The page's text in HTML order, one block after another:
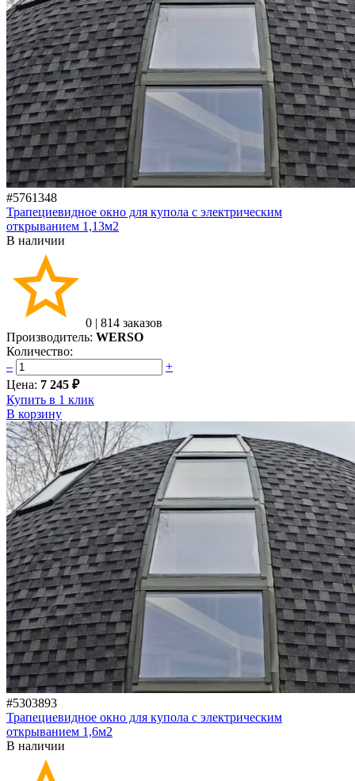
#5761348
Трапециевидное окно для купола с электрическим
открыванием 1,13м2
В наличии
0 | 814 заказов
Производитель: WERSO
Количество:
–
+
Цена: 7 245 ₽
Купить в 1 клик
В корзину
#5303893
Трапециевидное окно для купола с электрическим
открыванием 1,6м2
В наличии